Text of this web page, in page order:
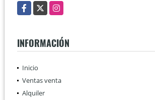
Facebook
X Instagram
INFORMACIÓN
Inicio
Ventas venta
Alquiler